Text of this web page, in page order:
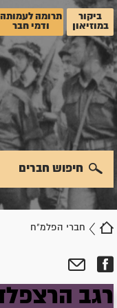
ביקור
במוזיאון
תרומה לעמותה
ודמי חבר
חברי הפלמ"ח
חיפוש חברים
רגב